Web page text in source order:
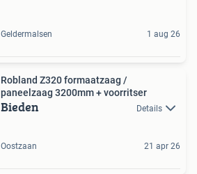
Geldermalsen 1 aug 26
Robland Z320 formaatzaag /
paneelzaag 3200mm + voorritser
Bieden Details
Oostzaan 21 apr 26